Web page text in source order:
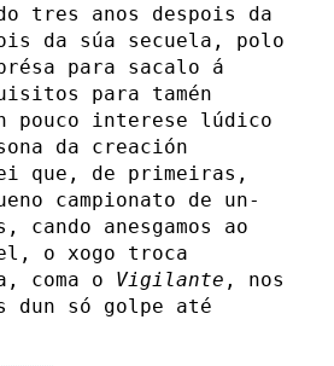
tres anos despois da
da súa secuela, polo
para sacalo á
para tamén
pouco interese lúdico
da creación
que, de primeiras,
campionato de un-
anesgamos ao
o xogo troca
coma o Vigilante , nos
dun só golpe até